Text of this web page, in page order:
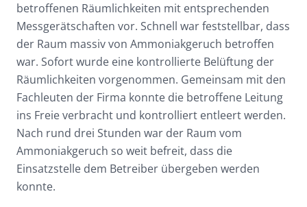
betroffenen Räumlichkeiten mit entsprechenden
Messgerätschaften vor. Schnell war feststellbar, dass
der Raum massiv von Ammoniakgeruch betroffen
war. Sofort wurde eine kontrollierte Belüftung der
Räumlichkeiten vorgenommen. Gemeinsam mit den
Fachleuten der Firma konnte die betroffene Leitung
ins Freie verbracht und kontrolliert entleert werden.
Nach rund drei Stunden war der Raum vom
Ammoniakgeruch so weit befreit, dass die
Einsatzstelle dem Betreiber übergeben werden
konnte.